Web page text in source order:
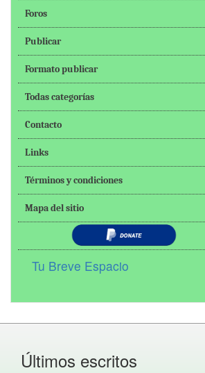
Foros
Publicar
Formato publicar
Todas categorías
Contacto
Links
Términos y condiciones
Mapa del sitio
Tu Breve Espacio
Últimos escritos